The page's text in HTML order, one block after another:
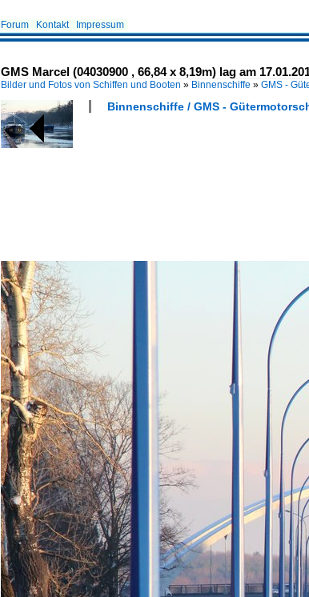
Forum Kontakt Impressum
GMS Marcel (04030900 , 66,84 x 8,19m) lag am
Bilder und Fotos von Schiffen und Booten » Binnenschiffe » GMS -
Binnenschiffe / GMS -